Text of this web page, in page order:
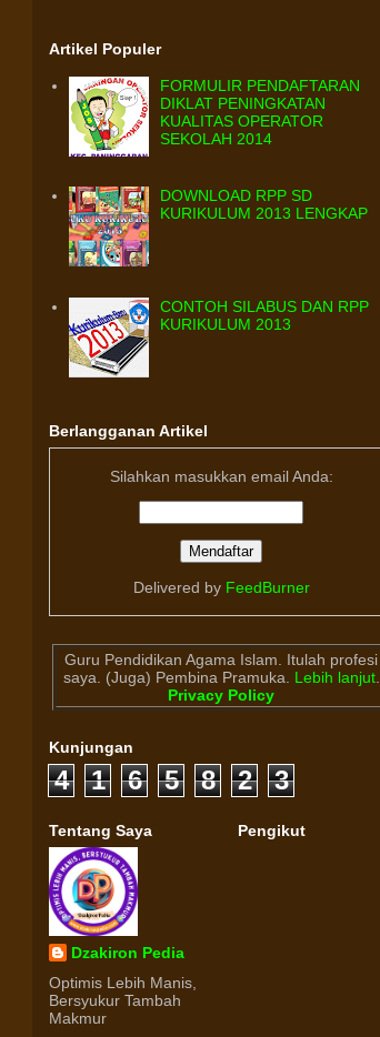
Artikel Populer
FORMULIR PENDAFTARAN
DIKLAT PENINGKATAN
KUALITAS OPERATOR
SEKOLAH 2014
DOWNLOAD RPP SD
KURIKULUM 2013 LENGKAP
CONTOH SILABUS DAN RPP
KURIKULUM 2013
Berlangganan Artikel
Silahkan masukkan email Anda:
Delivered by FeedBurner
Guru Pendidikan Agama Islam. Itulah profesi
saya. (Juga) Pembina Pramuka.
Lebih lanjut.
Privacy Policy
Kunjungan
4 1 6 5 8 2 3
Tentang Saya
Dzakiron Pedia
Optimis Lebih Manis,
Bersyukur Tambah
Makmur
Pengikut